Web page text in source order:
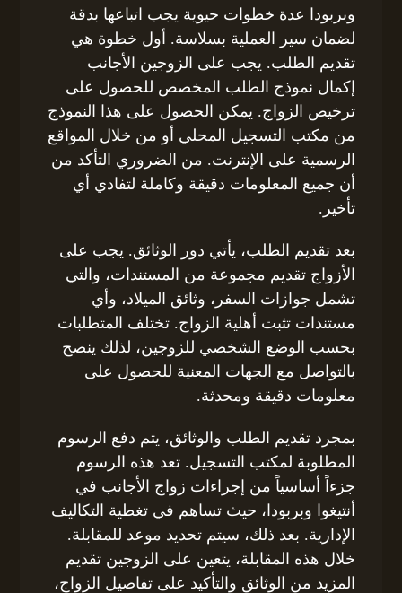
وبربودا عدة خطوات حيوية يجب اتباعها بدقة
لضمان سير العملية بسلاسة. أول خطوة هي
تقديم الطلب. يجب على الزوجين الأجانب
إكمال نموذج الطلب المخصص للحصول على
ترخيص الزواج. يمكن الحصول على هذا النموذج
من مكتب التسجيل المحلي أو من خلال المواقع
الرسمية على الإنترنت. من الضروري التأكد من
أن جميع المعلومات دقيقة وكاملة لتفادي أي
تأخير.
بعد تقديم الطلب، يأتي دور الوثائق. يجب على
الأزواج تقديم مجموعة من المستندات، والتي
تشمل جوازات السفر، وثائق الميلاد، وأي
مستندات تثبت أهلية الزواج. تختلف المتطلبات
بحسب الوضع الشخصي للزوجين، لذلك ينصح
بالتواصل مع الجهات المعنية للحصول على
معلومات دقيقة ومحدثة.
بمجرد تقديم الطلب والوثائق، يتم دفع الرسوم
المطلوبة لمكتب التسجيل. تعد هذه الرسوم
جزءاً أساسياً من إجراءات زواج الأجانب في
أنتيغوا وبربودا، حيث تساهم في تغطية التكاليف
الإدارية. بعد ذلك، سيتم تحديد موعد للمقابلة.
خلال هذه المقابلة، يتعين على الزوجين تقديم
المزيد من الوثائق والتأكيد على تفاصيل الزواج،